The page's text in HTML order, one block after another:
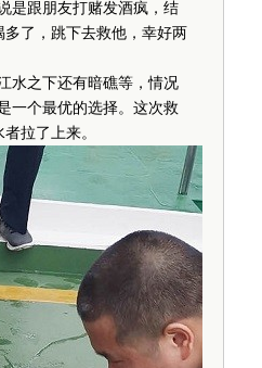
跟朋友打赌发酒疯，结
了，跳下去救他，幸好两
之下还有暗礁等，情况
一个最优的选择。这次救
拉了上来。